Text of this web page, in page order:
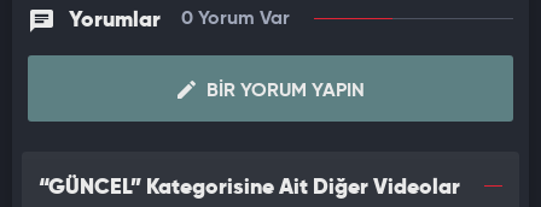
ilişkin herhangi bir somut bulguya ulaşılamadı.
sürdürülmesini isterken, gerekirse Yunanistan'a giderek kendi
imkanlarıyla da arama yapmak istediklerini belirtti.
Oğlundan aylardır haber alamamanın acısını yaşadığını
Yorumlar 0 Yorum Var
BIR YORUM YAPIN
“GÜNCEL” Kategorisine Ait Diğer Videolar